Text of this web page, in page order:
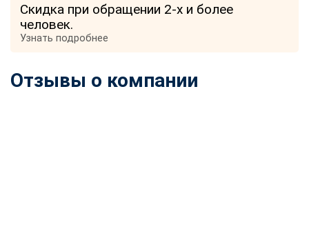
Скидка при обращении 2-х и более
человек.
Узнать подробнее
Отзывы о компании